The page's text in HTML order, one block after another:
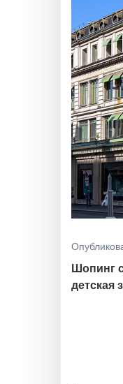
Шопинг
детская